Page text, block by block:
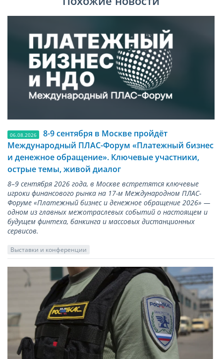
06.08.2026
8-9 сентября в Москве пройдёт
Международный ПЛАС-Форум «Платежный бизнес
и денежное обращение». Ключевые участники,
острые темы, живой диалог
8–9 сентября 2026 года, в Москве встретятся ключевые
игроки финансового рынка на 17-м Международном ПЛАС-
Форуме «Платежный бизнес и денежное обращение 2026» —
одном из главных межотраслевых событий о настоящем и
будущем финтеха, банкинга и массовых дистанционных
сервисов.
Выставки и конференции